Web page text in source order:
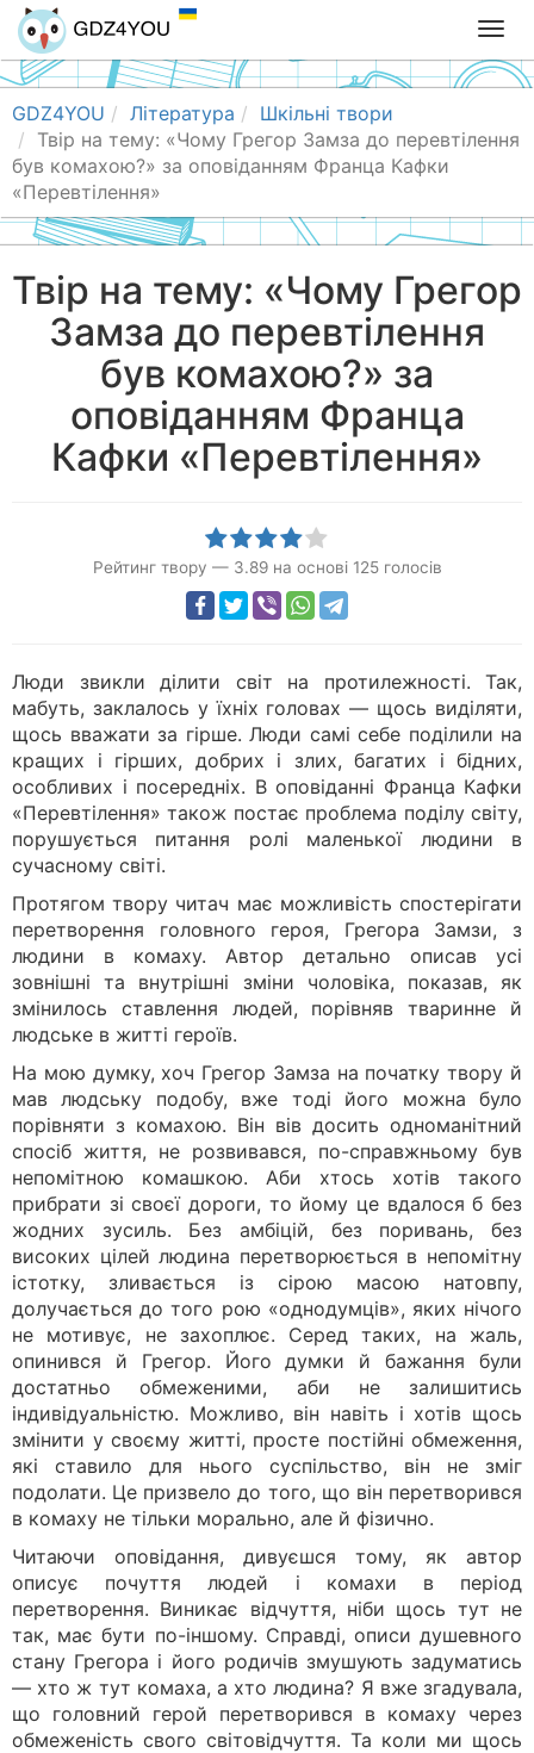
T
o
g
l
a
v
g
GDZ4YOU Література
Шкільні твори
Твір на тему: «Чому Грегор Замза до перевтілення
був комахою?» за оповіданням Франца Кафки
«Перевтілення»
Твір на тему: «Чому Грегор
Замза до перевтілення
був комахою?» за
оповіданням Франца
Кафки «Перевтілення»
Рейтинг твору — 3.89на основі 125голосів
Люди звикли ділити світ на протилежності. Так,
мабуть, заклалось у їхніх головах — щось виділяти,
щось вважати за гірше. Люди самі себе поділили на
кращих і гірших, добрих і злих, багатих і бідних,
особливих і посередніх. В оповіданні Франца Кафки
«Перевтілення» також постає проблема поділу світу,
порушується питання ролі маленької людини в
сучасному світі.
Протягом твору читач має можливість спостерігати
перетворення головного героя, Грегора Замзи, з
людини в комаху. Автор детально описав усі
зовнішні та внутрішні зміни чоловіка, показав, як
змінилось ставлення людей, порівняв тваринне й
людське в житті героїв.
На мою думку, хоч Грегор Замза на початку твору й
мав людську подобу, вже тоді його можна було
порівняти з комахою. Він вів досить одноманітний
спосіб життя, не розвивався, по-справжньому був
непомітною комашкою. Аби хтось хотів такого
прибрати зі своєї дороги, то йому це вдалося б без
жодних зусиль. Без амбіцій, без поривань, без
високих цілей людина перетворюється в непомітну
істотку, зливається із сірою масою натовпу,
долучається до того рою «однодумців», яких нічого
не мотивує, не захоплює. Серед таких, на жаль,
опинився й Грегор. Його думки й бажання були
достатньо обмеженими, аби не залишитись
індивідуальністю. Можливо, він навіть і хотів щось
змінити у своєму житті, просте постійні обмеження,
які ставило для нього суспільство, він не зміг
подолати. Це призвело до того, що він перетворився
в комаху не тільки морально, але й фізично.
Читаючи оповідання, дивуєшся тому, як автор
описує почуття людей і комахи в період
перетворення. Виникає відчуття, ніби щось тут не
так, має бути по-іншому. Справді, описи душевного
стану Грегора і його родичів змушують задуматись
— хто ж тут комаха, а хто людина? Я вже згадувала,
що головний герой перетворився в комаху через
обмеженість свого світовідчуття. Та коли ми щось